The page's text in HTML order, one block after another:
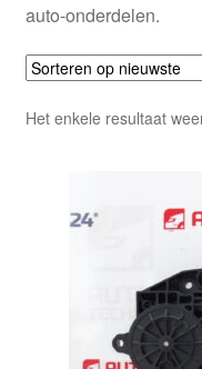
auto-onderdelen.
Het enkele resultaat